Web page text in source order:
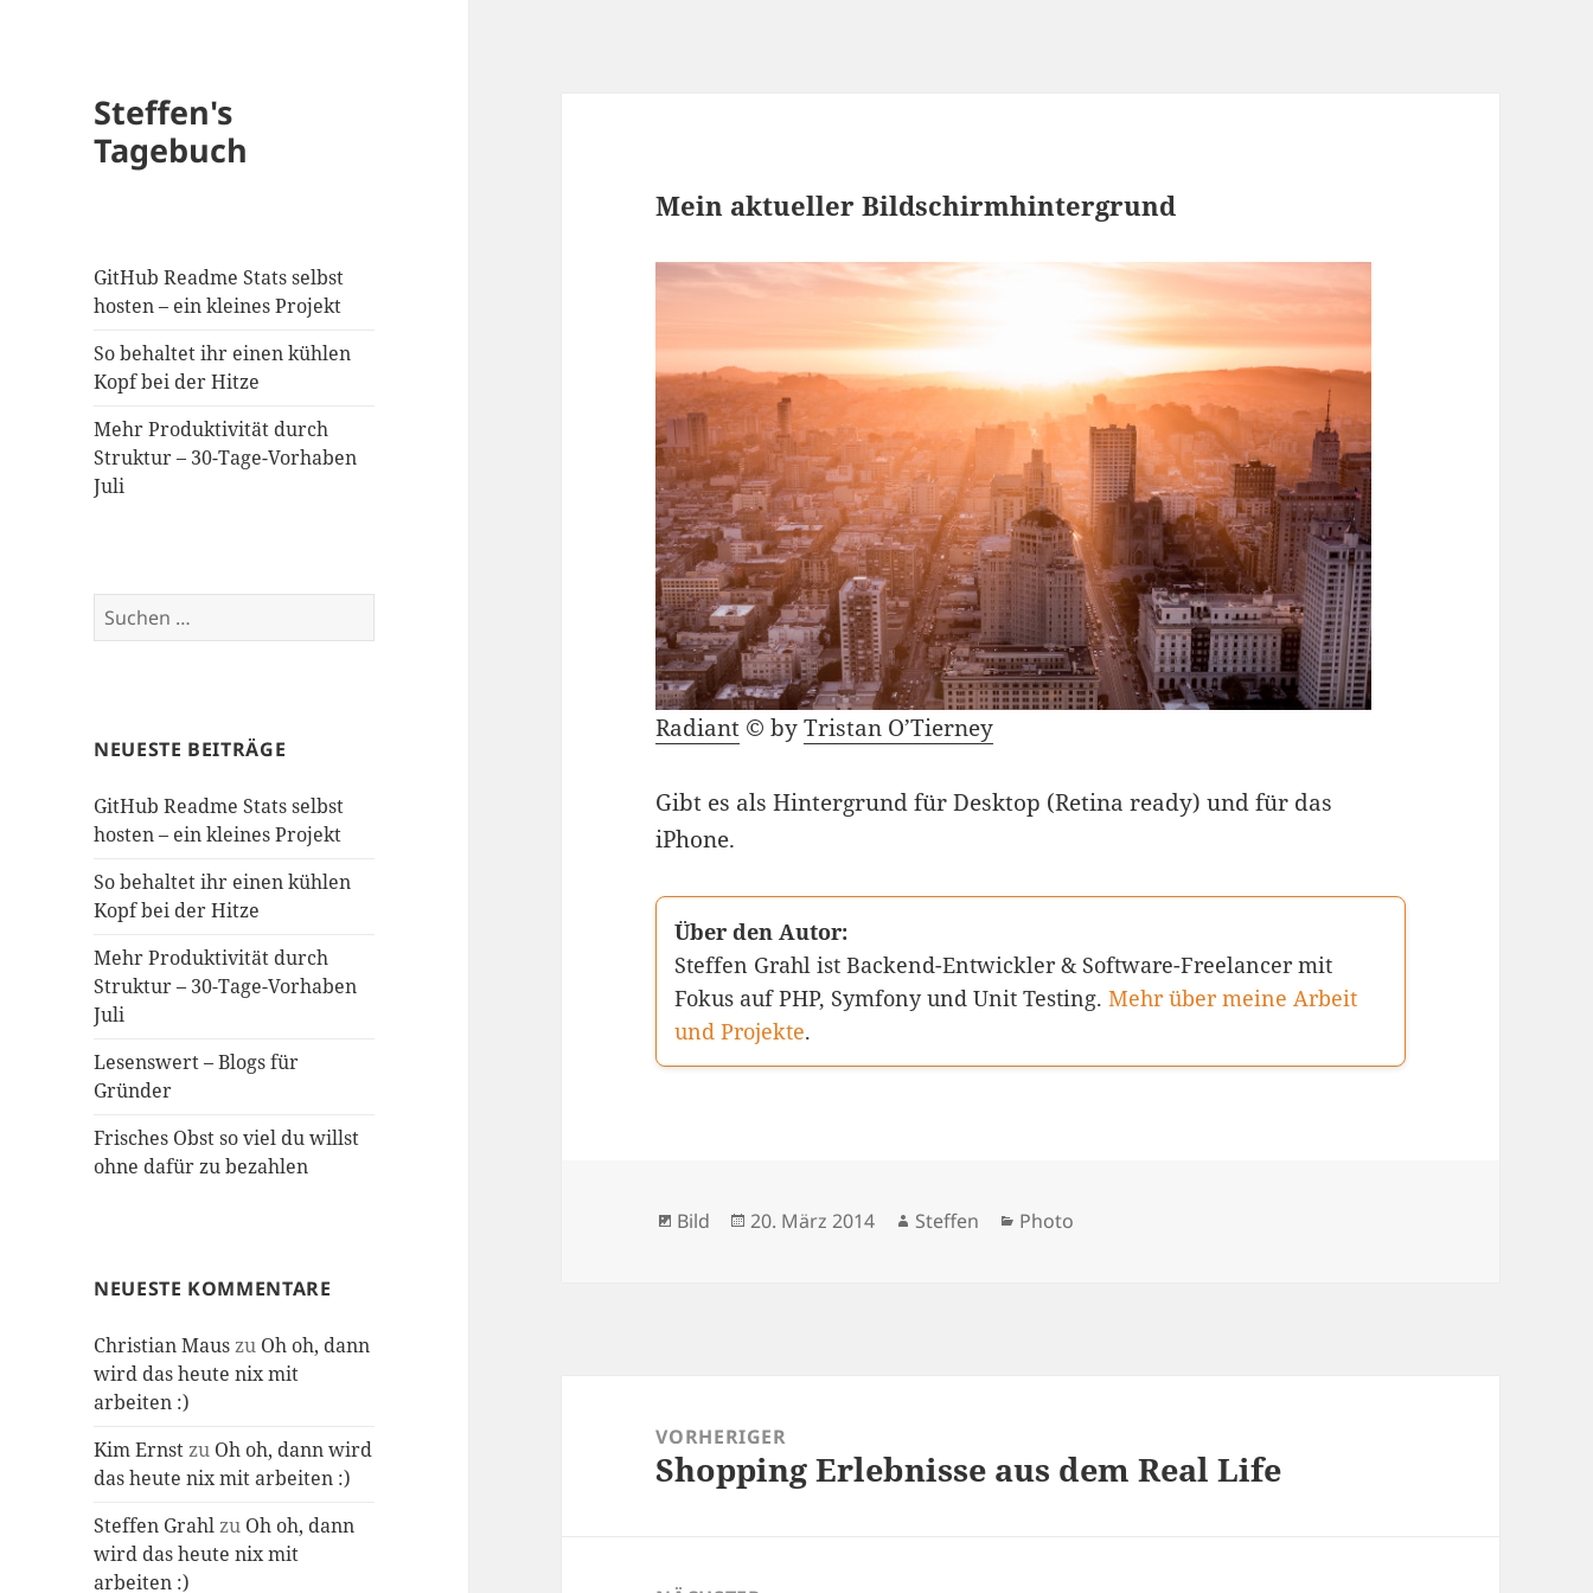
Steffen's
Tagebuch
GitHub Readme Stats selbst
hosten – ein kleines Projekt
So behaltet ihr einen kühlen
Kopf bei der Hitze
Mehr Produktivität durch
Struktur – 30-Tage-Vorhaben
Juli
Suchen
nach:
NEUESTE BEITRÄGE
GitHub Readme Stats selbst
hosten – ein kleines Projekt
So behaltet ihr einen kühlen
Kopf bei der Hitze
Mehr Produktivität durch
Struktur – 30-Tage-Vorhaben
Juli
Lesenswert – Blogs für
Gründer
Frisches Obst so viel du willst
ohne dafür zu bezahlen
NEUESTE KOMMENTARE
Christian Mauszu Oh oh, dann
wird das heute nix mit
arbeiten :)
Kim Ernstzu Oh oh, dann wird
das heute nix mit arbeiten :)
Steffen Grahlzu Oh oh, dann
wird das heute nix mit
arbeiten :)
Mein aktueller Bildschirmhintergrund
Radiant © byTristan O’Tierney
Gibt es als Hintergrund für Desktop (Retina ready) und für das
iPhone.
Über den Autor:
Steffen Grahl ist Backend-Entwickler & Software-Freelancer mit
Fokus auf PHP, Symfony und Unit Testing.Mehr über meine Arbeit
und Projekte.
Format
Bild
Veröffentlicht
20. März 2014 Autor
Steffen Kategorien
Photo
VORHERIGER
Vorheriger
Shopping Erlebnisse aus dem Real Life